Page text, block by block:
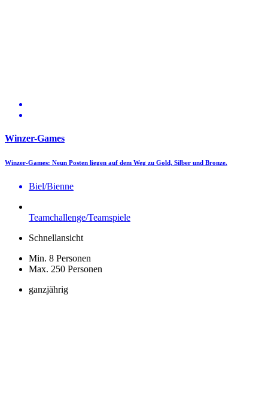
Winzer-Games
Winzer-Games: Neun Posten liegen auf dem Weg zu Gold, Silber und Bronze.
Biel/Bienne
Teamchallenge/Teamspiele
Schnellansicht
Min. 8 Personen
Max. 250 Personen
ganzjährig